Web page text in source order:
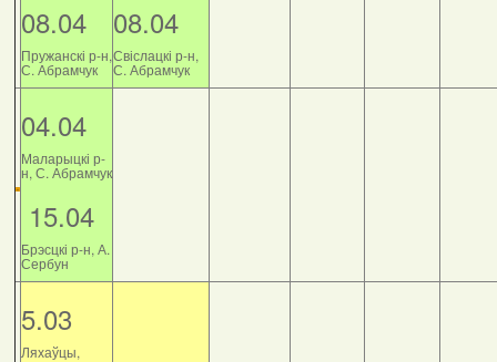
08.04
Пружанскі р-н,
С. Абрамчук
08.04
Свіслацкі р-н,
С. Абрамчук
04.04
Маларыцкі р-
н, С. Абрамчук
15.04
Брэсцкі р-н, А.
Сербун
5.03
Ляхаўцы,